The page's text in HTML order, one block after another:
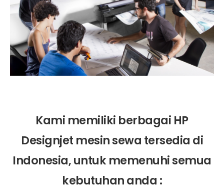
Kami memiliki berbagai HP
Designjet mesin sewa tersedia di
Indonesia, untuk memenuhi semua
kebutuhan anda :